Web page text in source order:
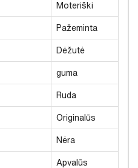
Moteriški
Pažeminta
Dėžutė
guma
Ruda
Originalūs
Nėra
Apvalūs